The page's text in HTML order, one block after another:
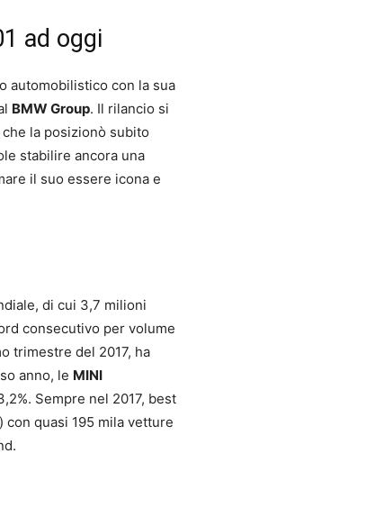
ad oggi
automobilistico con la sua
BMW Group. Il rilancio si
la posizionò subito
stabilire ancora una
il suo essere icona e
di cui 3,7 milioni
consecutivo per volume
trimestre del 2017, ha
anno, le MINI
Sempre nel 2017, best
con quasi 195 mila vetture